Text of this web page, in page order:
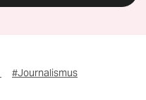
#Journalismus